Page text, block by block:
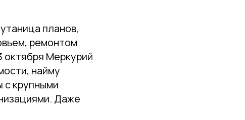
планов,
ремонтом
октября Меркурий
найму
с крупными
Даже